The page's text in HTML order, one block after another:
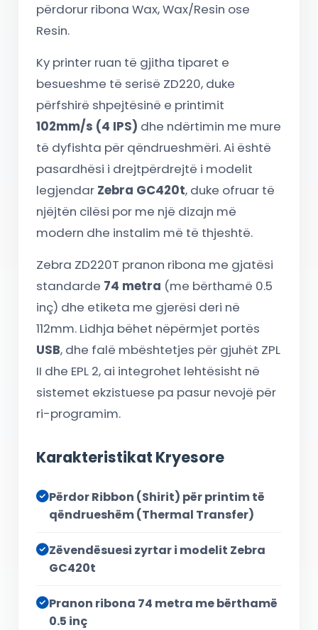
përdorur ribona Wax, Wax/Resin ose
Resin.
Ky printer ruan të gjitha tiparet e
besueshme të serisë ZD220, duke
përfshirë shpejtësinë e printimit
102mm/s (4 IPS) dhe ndërtimin me mure
të dyfishta për qëndrueshmëri. Ai është
pasardhësi i drejtpërdrejtë i modelit
legjendar Zebra GC420t, duke ofruar të
njëjtën cilësi por me një dizajn më
modern dhe instalim më të thjeshtë.
Zebra ZD220T pranon ribona me gjatësi
standarde 74 metra (me bërthamë 0.5
inç) dhe etiketa me gjerësi deri në
112mm. Lidhja bëhet nëpërmjet portës
USB, dhe falë mbështetjes për gjuhët ZPL
II dhe EPL 2, ai integrohet lehtësisht në
sistemet ekzistuese pa pasur nevojë për
ri-programim.
Karakteristikat Kryesore
Përdor Ribbon (Shirit) për printim të
qëndrueshëm (Thermal Transfer)
Zëvendësuesi zyrtar i modelit Zebra
GC420t
Pranon ribona 74 metra me bërthamë
0.5 inç